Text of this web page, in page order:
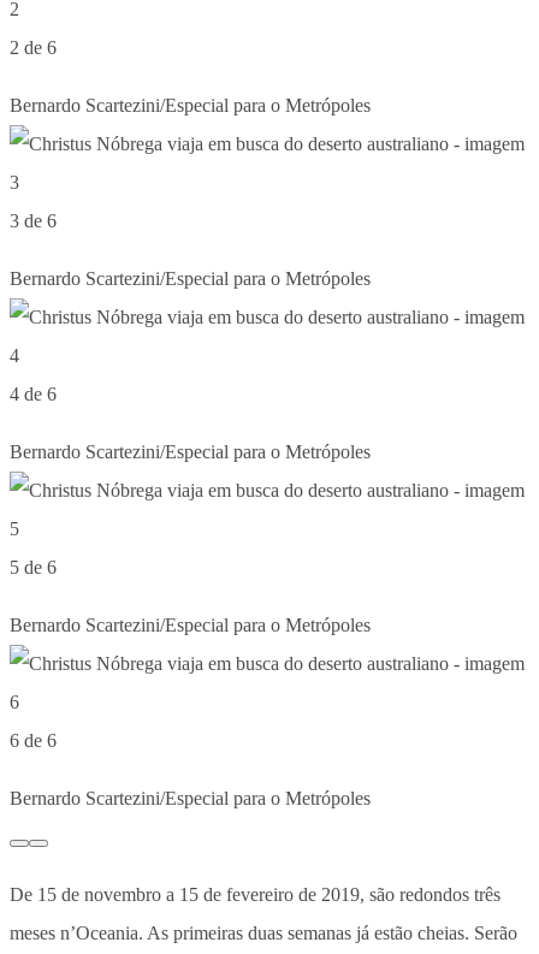
2 de 6
Bernardo Scartezini/Especial para o Metrópoles
3 de 6
Bernardo Scartezini/Especial para o Metrópoles
4 de 6
Bernardo Scartezini/Especial para o Metrópoles
5 de 6
Bernardo Scartezini/Especial para o Metrópoles
6 de 6
Bernardo Scartezini/Especial para o Metrópoles
De 15 de novembro a 15 de fevereiro de 2019, são redondos três
meses n’Oceania. As primeiras duas semanas já estão cheias. Serão